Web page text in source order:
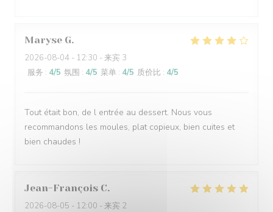
Maryse G
2026-08-04 - 12:30 - 来宾 3
服务 : 4/5 氛围 : 4/5 菜单 : 4/5 质价比 : 4/5
Tout était bon, de l entrée au dessert. Nous vous
recommandons les moules, plat copieux, bien cuites et
bien chaudes !
Jean-François C
2026-08-05 - 12:00 - 来宾 2